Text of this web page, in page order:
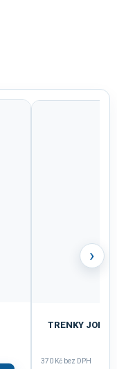
TRENKY JOMA
370 Kč bez DPH
›